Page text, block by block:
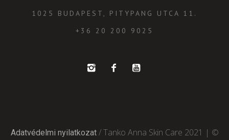
1025 BUDAPEST, PITYPANG UTCA 11.
+36 20 200 9025
Adatvédelmi nyilatkozat/ Tanko Anna Skin Care 2021 | ©